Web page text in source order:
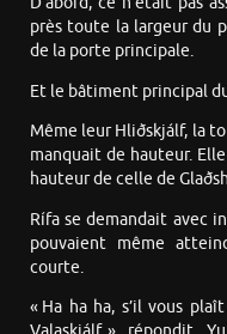
près toute la largeur du
de la porte principale.
Et le bâtiment principal
Même leur Hliðskjálf, la
manquait de hauteur.
hauteur de celle de
Rífa se demandait avec
pouvaient même
courte.
« Ha ha ha, s’il vous